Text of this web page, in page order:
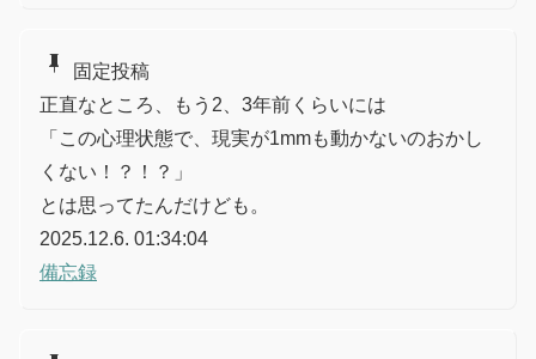
push_pin
固定投稿
正直なところ、もう2、3年前くらいには
「この心理状態で、現実が1mmも動かないのおかし
くない！？！？」
とは思ってたんだけども。
2025.12.6. 01:34:04
備忘録